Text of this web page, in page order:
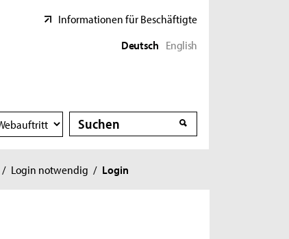
Informationen für Beschäftigte
Deutsch English
Suche
Suche
/ Login notwendig / Login